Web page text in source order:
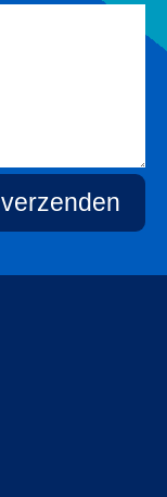
verzenden